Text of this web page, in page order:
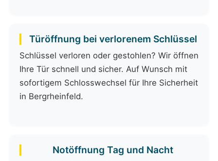
Türöffnung bei verlorenem Schlüssel
Schlüssel verloren oder gestohlen? Wir öffnen
Ihre Tür schnell und sicher. Auf Wunsch mit
sofortigem Schlosswechsel für Ihre Sicherheit
in Bergrheinfeld.
Notöffnung Tag und Nacht